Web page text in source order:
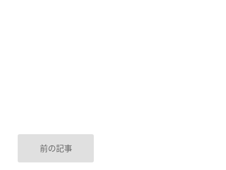
前の記事